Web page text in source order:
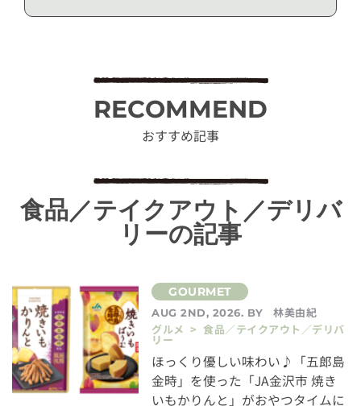
RECOMMEND
おすすめ記事
食品／テイクアウト／デリバ
リーの記事
AUG 2ND, 2026. BY
林美由紀
グルメ > 食品／テイクアウト／デリバ
リー
ほっくり優しい味わい♪「五郎島
金時」を使った「JA金沢市 焼き
いもかりんと」がおやつタイムに